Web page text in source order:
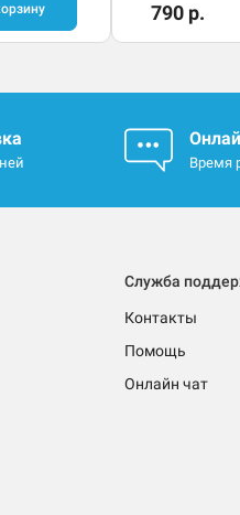
790 р.
Время
Служба
Контакты
Помощь
Онлайн чат